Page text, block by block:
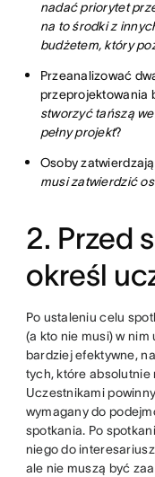
nadać priorytet
na to środki z
budżetem, który
Przeanalizować
przeprojektowania
stworzyć tańszą
pełny projekt?
Osoby
musi zatwierdzić
2. Przed
określ
Po ustaleniu celu
(a kto nie musi) w
bardziej efektywne,
tych, które
Uczestnikami
wymagany do
spotkania. Po
niego do
ale nie muszą być